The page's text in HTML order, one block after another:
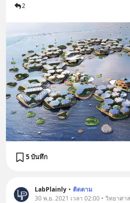
2
5 บันทึก
LabPlainly • ติดตาม
30 พ.ย. 2021 เวลา 02:00 • วิทยาศา